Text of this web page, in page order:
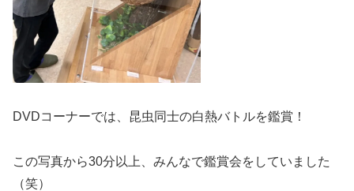
DVDコーナーでは、昆虫同士の白熱バトルを鑑賞！
この写真から30分以上、みんなで鑑賞会をしていました
（笑）